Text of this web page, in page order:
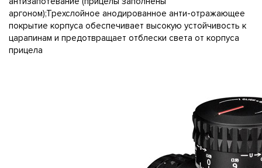
аргоном);Трехслойное анодированное анти-отражающее
покрытие корпуса обеспечивает высокую устойчивость к
царапинам и предотвращает отблески света от корпуса
прицела